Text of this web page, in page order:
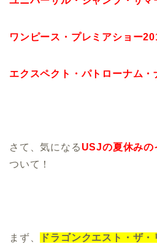
ワンピース・プレミアショー
エクスペクト・パトローナム・
さて、気になる USJの夏休みの
ついて！
まず、 ドラゴンクエスト・ザ・